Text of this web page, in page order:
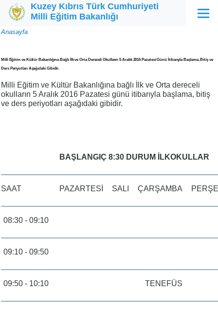
Ana içeriğe atla
Kuzey Kıbrıs Türk Cumhuriyeti
Milli Eğitim Bakanlığı
Menü
Sayfa
Anasayfa
Milli Eğitim ve Kültür Bakanlığına Bağlı İlk ve Orta Dereceli Okulların 5 Aralık 2016 Pazatesi Günü İtibarıyla Başlama, Bitiş ve
Ders Periyotları Aşağıdaki Gibidir.
Milli Eğitim ve Kültür Bakanlığına bağlı İlk ve Orta dereceli
okulların 5 Aralık 2016 Pazatesi günü itibarıyla başlama, bitiş
ve ders periyotları aşağıdaki gibidir.
BAŞLANGIÇ 8:30 DURUM İLKOKULLAR
SAAT PAZARTESİ SALI ÇARŞAMBA
08:30 - 09:10
09:10 - 09:50
09:50 - 10:10 TENEFÜS